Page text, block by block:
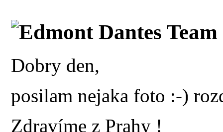
Edmont Dantes
Dobry den,
posilam nejaka foto :-)
Zdravíme z Prahy !